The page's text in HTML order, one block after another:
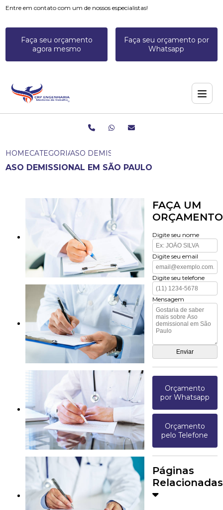
Entre em contato com um de nossos especialistas!
Faça seu orçamento
agora mesmo
Faça seu orçamento por
Whatsapp
HOMECATEGORIASASO DEMISSIONAL EM SÃO PAULO
ASO DEMISSIONAL EM SÃO PAULO
FAÇA UM
ORÇAMENTO
Digite seu nome
Digite seu email
Digite seu telefone
Mensagem
Orçamento
por Whatsapp
Orçamento
pelo Telefone
Páginas
Relacionadas